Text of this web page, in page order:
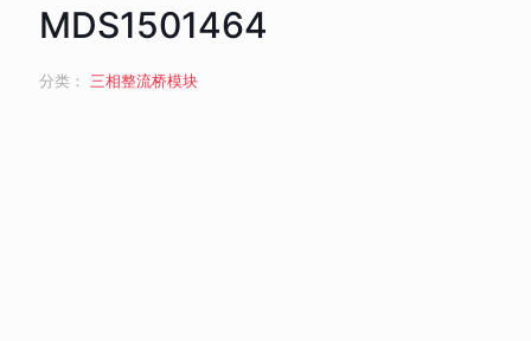
MDS1501464
分类： 三相整流桥模块